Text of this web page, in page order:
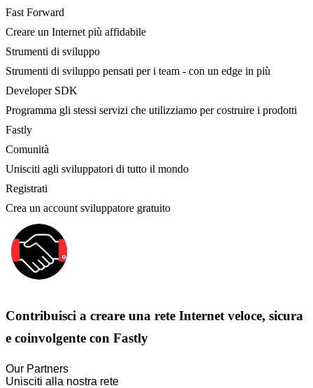
Fast Forward
Creare un Internet più affidabile
Strumenti di sviluppo
Strumenti di sviluppo pensati per i team - con un edge in più
Developer SDK
Programma gli stessi servizi che utilizziamo per costruire i prodotti
Fastly
Comunità
Unisciti agli sviluppatori di tutto il mondo
Registrati
Crea un account sviluppatore gratuito
Contribuisci a creare una rete Internet veloce, sicura
e coinvolgente con Fastly
Our Partners
Unisciti alla nostra rete